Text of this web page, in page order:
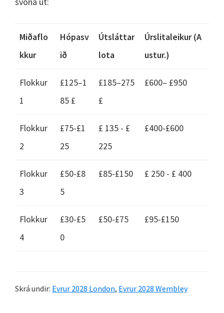
Miðaflo
kkur
Hópasv
ið
Útsláttar
lota
Úrslitaleikur (A
ustur.)
Flokkur
1
£125–1
85 £
£185–275
£
£600– £950
Flokkur
2
£75-£1
25
£ 135 - £
225
£400-£600
Flokkur
3
£50-£8
5
£85-£150 £ 250 - £ 400
Flokkur
4
£30-£5
0
£50-£75 £95-£150
Skrá undir: Evrur 2028 London, Evrur 2028 Wembley